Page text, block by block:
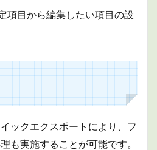
項目から編集したい項目の設
ックエクスポートにより、フ
も実施することが可能です。